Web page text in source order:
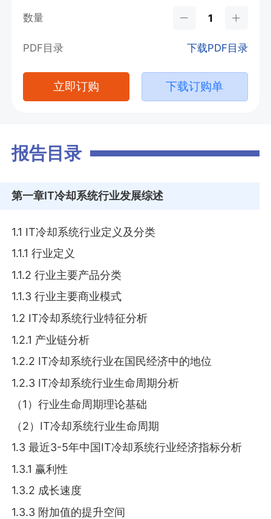
数量
PDF目录 下载PDF目录
立即订购 下载订购单
报告目录
第一章IT冷却系统行业发展综述
1.1 IT冷却系统行业定义及分类
1.1.1 行业定义
1.1.2 行业主要产品分类
1.1.3 行业主要商业模式
1.2 IT冷却系统行业特征分析
1.2.1 产业链分析
1.2.2 IT冷却系统行业在国民经济中的地位
1.2.3 IT冷却系统行业生命周期分析
（1）行业生命周期理论基础
（2）IT冷却系统行业生命周期
1.3 最近3-5年中国IT冷却系统行业经济指标分析
1.3.1 赢利性
1.3.2 成长速度
1.3.3 附加值的提升空间